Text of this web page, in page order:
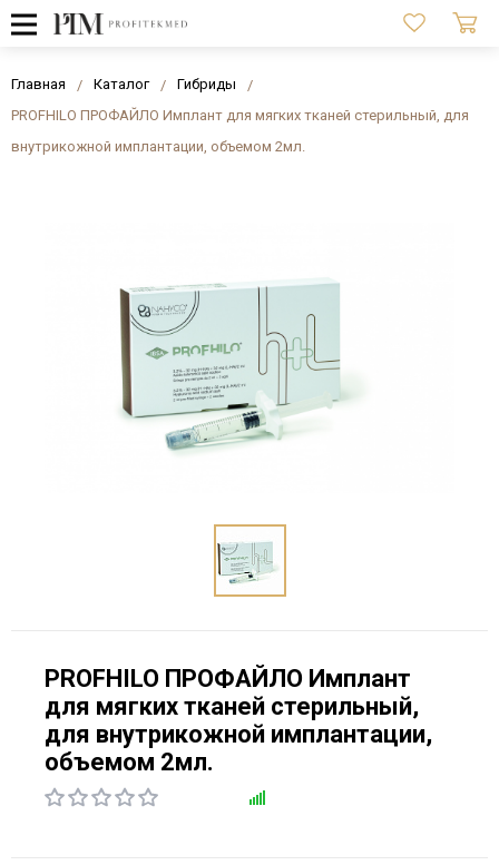
Главная Каталог
Гибриды
PROFHILO ПРОФАЙЛО Имплант для мягких тканей стерильный, для
внутрикожной имплантации, объемом 2мл.
PROFHILO ПРОФАЙЛО Имплант
для мягких тканей стерильный,
для внутрикожной имплантации,
объемом 2мл.